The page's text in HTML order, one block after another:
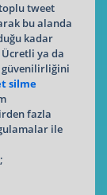
tweet
bu alanda
kadar
ya da
güvenilirliğini
silme
fazla
ile